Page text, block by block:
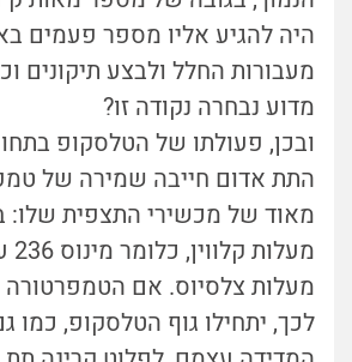
היה להגיע אליו מספר פעמים
מעבורות החלל ולבצע תיקונים
מדוע נבחרה נקודה זו?
ובכן, פעולתו של הטלסקופ
התת אדום חייבה שמירה של
מעלות צלסיוס. אם
לכך, יתחילו גוף הטלסקופ, כמו